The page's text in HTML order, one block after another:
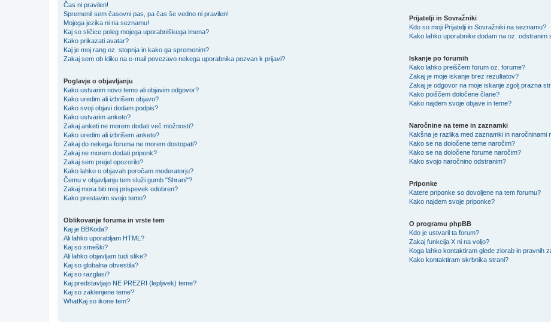
Čas ni pravilen!
Spremenil sem časovni pas, pa čas še vedno ni pravilen!
Mojega jezika ni na seznamu!
Kaj so sličice poleg mojega uporabniškega imena?
Kako prikazati avatar?
Kaj je moj rang oz. stopnja in kako ga spremenim?
Zakaj sem ob kliku na e-mail povezavo nekega uporabnika pozvan k prijavi?
Poglavje o objavljanju
Kako ustvarim novo temo ali objavim odgovor?
Kako uredim ali izbrišem objavo?
Kako svoji objavi dodam podpis?
Kako ustvarim anketo?
Zakaj anketi ne morem dodati več možnosti?
Kako uredim ali izbrišem anketo?
Zakaj do nekega foruma ne morem dostopati?
Zakaj ne morem dodati priponk?
Zakaj sem prejel opozorilo?
Kako lahko o objavah poročam moderatorju?
Čemu v objavljanju tem služi gumb "Shrani"?
Zakaj mora biti moj prispevek odobren?
Kako prestavim svojo temo?
Oblikovanje foruma in vrste tem
Kaj je BBKoda?
Ali lahko uporabljam HTML?
Kaj so smeški?
Ali lahko objavljam tudi slike?
Kaj so globalna obvestila?
Kaj so razglasi?
Kaj predstavljajo NE PREZRI (lepljivek) teme?
Kaj so zaklenjene teme?
WhatKaj so ikone tem?
Prijatelji in Sovražniki
Kdo so moji Prijatelji in Sovražniki na seznamu?
Kako lahko uporabnike dodam na oz.
Iskanje po forumih
Kako lahko preiščem forum oz. forume?
Zakaj je moje iskanje brez rezultatov?
Zakaj je odgovor na moje iskanje zgolj prazna
Kako poiščem določene člane?
Kako najdem svoje objave in teme?
Naročnine na teme in zaznamki
Kakšna je razlika med zaznamki in naročninami
Kako se na določene teme naročim?
Kako se na določene forume naročim?
Kako svojo naročnino odstranim?
Priponke
Katere priponke so dovoljene na tem forumu?
Kako najdem svoje priponke?
O programu phpBB
Kdo je ustvaril ta forum?
Zakaj funkcija X ni na voljo?
Koga lahko kontaktiram glede zlorab in pravnih
Kako kontaktiram skrbnika strani?